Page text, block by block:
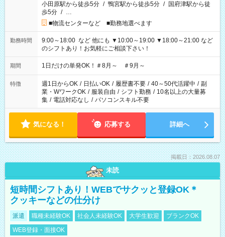
小田原駅から徒歩5分 / 鴨宮駅から徒歩5分 / 国府津駅から徒
歩5分 / …
■物流センターなど ■勤務地選べます
勤務時間
9:00～18:00 など 他にも ▼10:00～19:00 ▼18:00～21:00 など
のシフトあり！お気軽にご相談下さい！
期間 1日だけの単発OK！＃8月～ ＃9月～
特徴 週1日からOK / 日払いOK / 履歴書不要 / 40～50代活躍中 / 副
業・WワークOK / 服装自由 / シフト勤務 / 10名以上の大量募
集 / 電話対応なし / パソコンスキル不要
気になる！ 応募する 詳細へ
掲載日：2026.08.07
未読
短時間シフトあり！WEBでサクッと登録OK＊
クッキーなどの仕分け
派遣 職種未経験OK 社会人未経験OK 大学生歓迎
ブランクOK
WEB登録・面接OK